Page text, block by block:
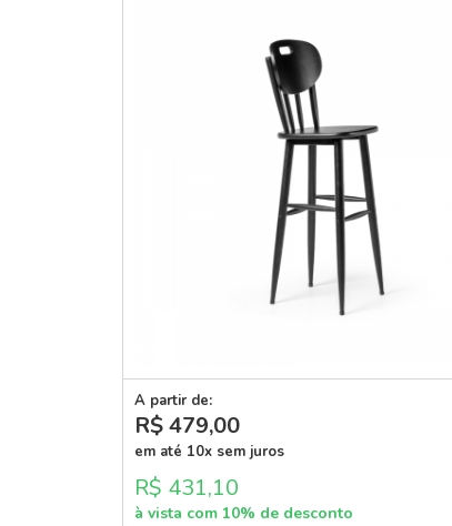
A partir de:
R$ 479,00
em até 10x sem juros
R$ 431,10
à vista com 10% de desconto